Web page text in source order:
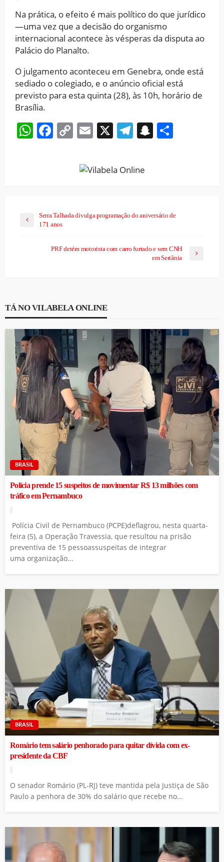
Na prática, o efeito é mais político do que jurídico
—uma vez que a decisão do organismo
internacional acontece às vésperas da disputa ao
Palácio do Planalto.
O julgamento aconteceu em Genebra, onde está
sediado o colegiado, e o anúncio oficial está
previsto para esta quinta (28), às 10h, horário de
Brasília.
WhatsApp
Facebook
CopyEmail
X Telegram
Snapchat
Serra Talhada divulga programação do aniversário de
171 anos
PRF detém motorista com carro furtado e sem CNH
em Sertânia
TÁ NO VILABELA ONLINE
BRASIL
Polícia prende 15 suspeitos de movimentar R$ 13 milhões com
tráfico em Pernambuco
Polícia Civil de Pernambuco (PCPE)deflagrou, nesta quarta-
feira (5), a Operação Travessia, que resultou na prisão
preventiva de 15 pessoassuspeitas de integrar
uma organização...
BRASIL
Romário tem salário penhorado para quitar dívida com ex-
presidente da CBF
O senador Romário (PL-RJ) teve mantida pela Justiça de São
Paulo a penhora de 30% do salário que recebe no...